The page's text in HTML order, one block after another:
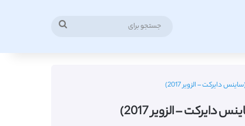
دایرکت – الزویر 2017)
– الزویر 2017)